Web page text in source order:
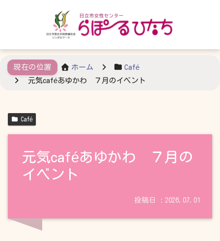
ホーム
Café
元気caféあゆかわ ７月のイベント
Café
元気caféあゆかわ ７月の
イベント
2026.07.01